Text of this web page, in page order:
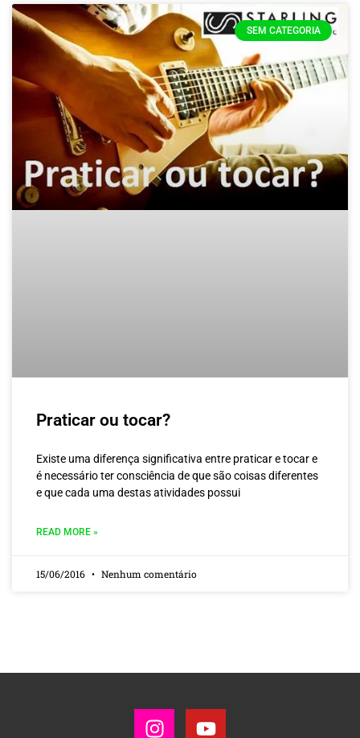
SEM CATEGORIA
Praticar ou tocar?
Existe uma diferença significativa entre praticar e tocar e
é necessário ter consciência de que são coisas diferentes
e que cada uma destas atividades possui
READ MORE »
15/06/2016 Nenhum comentário